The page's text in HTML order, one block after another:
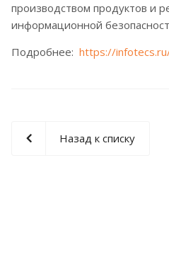
производством продуктов и
информационной
Подробнее: https://
Назад к списку